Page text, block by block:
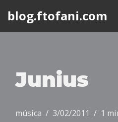
blog.ftofani.com
Junius
música 3/02/2011 1